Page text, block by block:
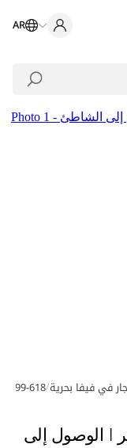
AR
/
618
| مفروشة 2 سرير | الوصول إلى